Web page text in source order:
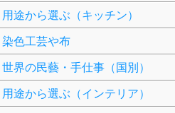
用途から選ぶ（キッチン）
染色工芸や布
世界の民藝・手仕事（国別）
用途から選ぶ（インテリア）